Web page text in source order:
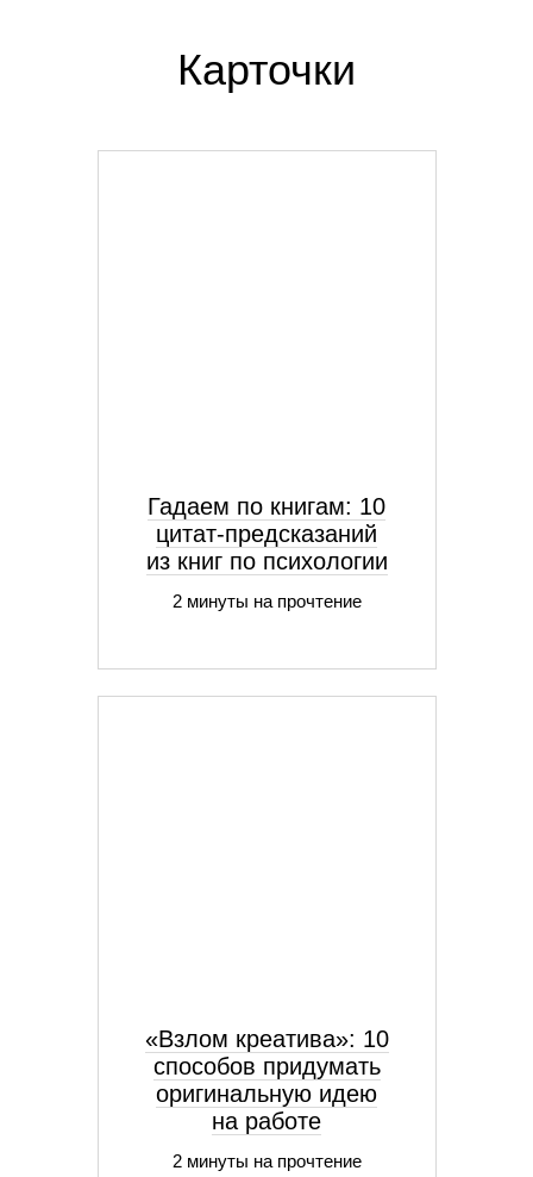
Карточки
Гадаем по книгам: 10
цитат-предсказаний
из книг по психологии
2 минуты на прочтение
«Взлом креатива»: 10
способов придумать
оригинальную идею
на работе
2 минуты на прочтение